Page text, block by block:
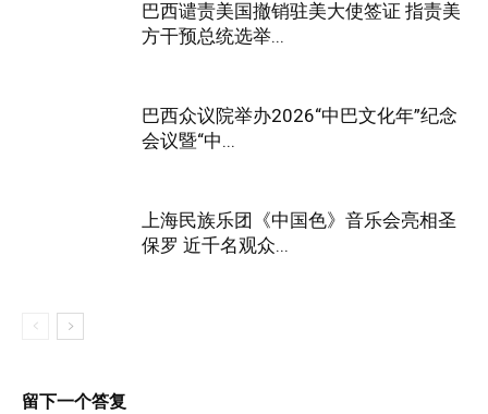
巴西谴责美国撤销驻美大使签证 指责美
方干预总统选举...
巴西众议院举办2026“中巴文化年”纪念
会议暨“中...
上海民族乐团《中国色》音乐会亮相圣
保罗 近千名观众...
留下一个答复